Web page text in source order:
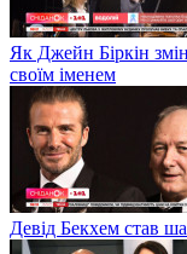
Як Джейн Біркін
своїм іменем
Девід Бекхем став